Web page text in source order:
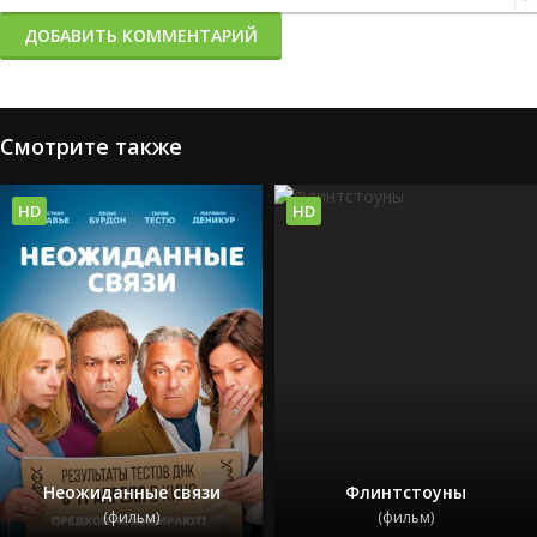
ДОБАВИТЬ КОММЕНТАРИЙ
Смотрите также
Неожиданные связи
(фильм)
HD
Флинтстоуны
(фильм)
HD